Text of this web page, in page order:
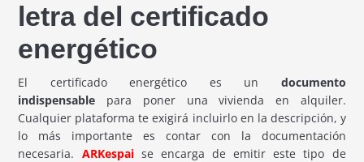
letra del certificado
energético
El certificado energético es un documento
indispensable para poner una vivienda en alquiler.
Cualquier plataforma te exigirá incluirlo en la descripción, y
lo más importante es contar con la documentación
necesaria. ARKespaise encarga de emitir este tipo de